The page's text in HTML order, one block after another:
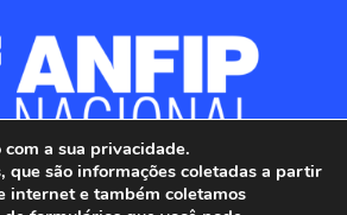
a sua privacidade.
que são informações coletadas a partir
internet e também coletamos